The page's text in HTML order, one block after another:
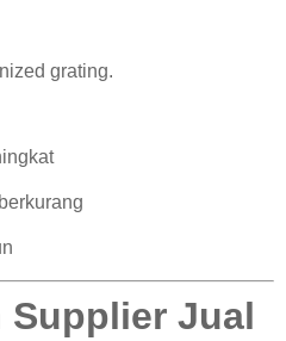
grating.
Supplier Jual